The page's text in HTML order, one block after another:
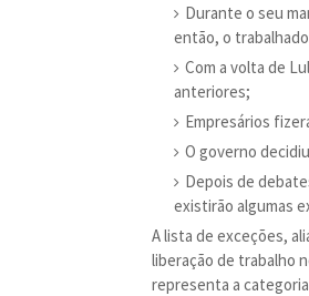
Durante o seu
então, o
Com a volta de
anteriores;
Empresários
O governo
Depois de
existirão algumas
A lista de exceções,
liberação de trabalho
representa a